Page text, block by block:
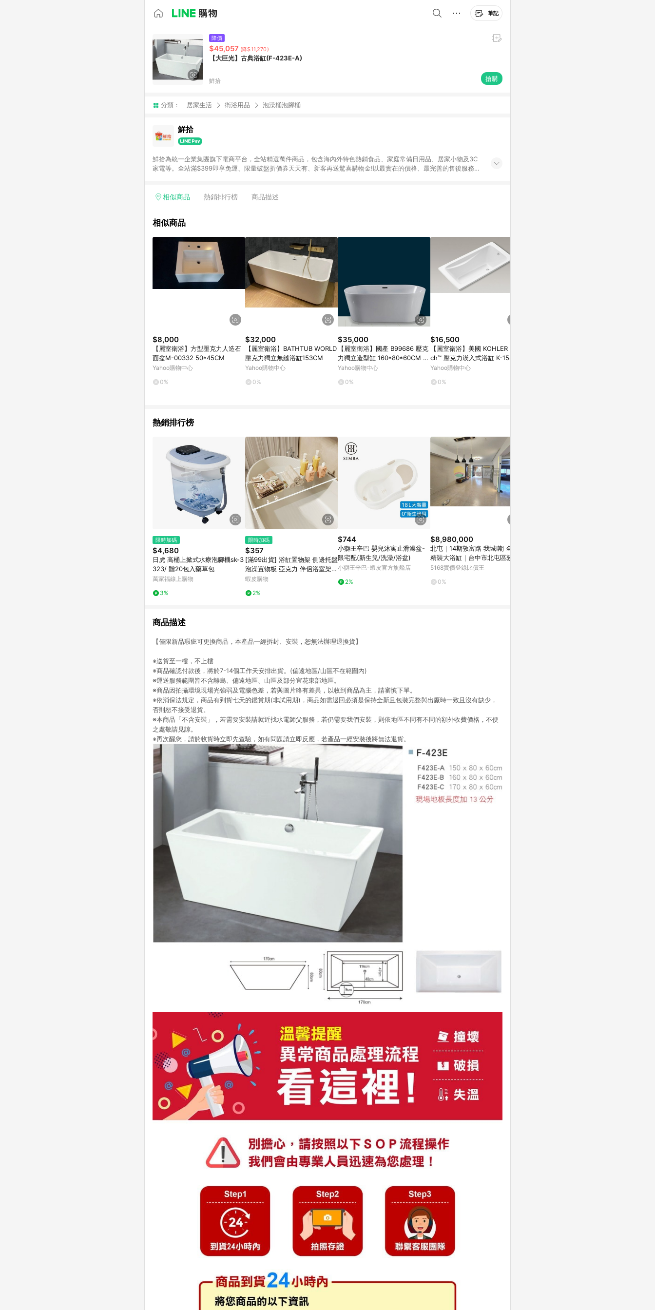
筆記
降價
$45,057 (降$11,270)
【大巨光】古典浴缸(F-423E-A)
鮮拾 搶購
分類： 居家生活 衛浴用品 泡澡桶泡腳桶
鮮拾
鮮拾為統一企業集團旗下電商平台，全站精選萬件商品，包含海內外特色熱銷食品、家庭常備日用品、居家小物及3C
家電等。全站滿$399即享免運、限量破盤折價券天天有、新客再送驚喜購物金!以最實在的價格、最完善的售後服務，
相似商品 熱銷排行榜 商品描述
相似商品
$8,000
【麗室衛浴】方型壓克力人造石
面盆M-00332 50*45CM
Yahoo購物中心
0%
$32,000
【麗室衛浴】BATHTUB WORLD
壓克力獨立無縫浴缸153CM
Yahoo購物中心
0%
$35,000
【麗室衛浴】國產 B99686 壓克
力獨立造型缸 160*80*60CM 新
款上市
Yahoo購物中心
0%
$16,500
【麗室衛浴】美國 KOHLER Rea
ch™ 壓克力崁入式浴缸 K-15847
T-0
Yahoo購物中心
0%
熱銷排行榜
限時加碼
$4,680
日虎 高桶上掀式水療泡腳機sk-3
323/ 贈20包入藥草包
萬家福線上購物
3%
限時加碼
$357
[滿99出貨] 浴缸置物架 側邊托盤
泡澡置物板 亞克力 伴侶浴室架子
浴桶多功能支架
蝦皮購物
2%
$744
小獅王辛巴 嬰兒沐寓止滑澡盆-
限宅配(新生兒/洗澡/浴盆)
小獅王辛巴-蝦皮官方旗艦店
2%
$8,980,000
北屯｜14期敦富路 我城Ⅰ期 全新
精裝大浴缸｜台中市北屯區敦富
路
5168實價登錄比價王
0%
商品描述
【僅限新品瑕疵可更換商品，本產品一經拆封、安裝，恕無法辦理退換貨】
※送貨至一樓，不上樓
※商品確認付款後，將於7-14個工作天安排出貨。(偏遠地區/山區不在範圍內)
※運送服務範圍皆不含離島、偏遠地區、山區及部分宜花東部地區。
※商品因拍攝環境現場光強弱及電腦色差，若與圖片略有差異，以收到商品為主，請審慎下單。
※依消保法規定，商品有到貨七天的鑑賞期(非試用期)，商品如需退回必須是保持全新且包裝完整與出廠時一致且沒有缺少，
否則恕不接受退貨。
※本商品「不含安裝」，若需要安裝請就近找水電師父服務，若仍需要我們安裝，則依地區不同有不同的額外收費價格，不便
之處敬請見諒。
※再次醒您，請於收貨時立即先查驗，如有問題請立即反應，若產品一經安裝後將無法退貨。